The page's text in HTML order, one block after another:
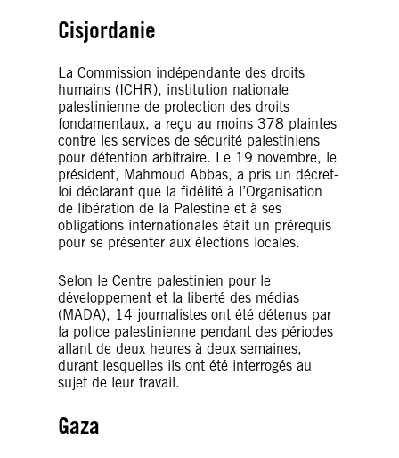
Cisjordanie
La Commission indépendante des droits
humains (ICHR), institution nationale
palestinienne de protection des droits
fondamentaux, a reçu au moins 378 plaintes
contre les services de sécurité palestiniens
pour détention arbitraire. Le 19 novembre, le
président, Mahmoud Abbas, a pris un décret-
loi déclarant que la fidélité à l’Organisation
de libération de la Palestine et à ses
obligations internationales était un prérequis
pour se présenter aux élections locales.
Selon le Centre palestinien pour le
développement et la liberté des médias
(MADA), 14 journalistes ont été détenus par
la police palestinienne pendant des périodes
allant de deux heures à deux semaines,
durant lesquelles ils ont été interrogés au
sujet de leur travail.
Gaza